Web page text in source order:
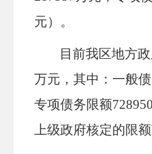
元）。
目前我区地方
万元，其中：一般
专项债务限额
上级政府核定的限